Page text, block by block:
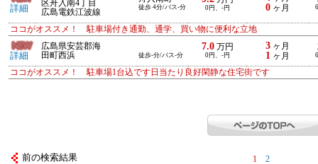
詳細
区舟入南4丁目
広島電鉄江波線
徒歩 4分/バス-分 0円、-円 0 ヶ月
ココがオススメ！ 駐車場付き通勤、通学、買い物に便利な立地
詳細
広島県安芸郡海
田町西浜
徒歩-分/バス-分
7.0万円
0円、-円
3 ヶ月
1 ヶ月
ココがオススメ！ 駐車場1台込です日当たり良好閑静な住宅街です
前の検索結果 1 2